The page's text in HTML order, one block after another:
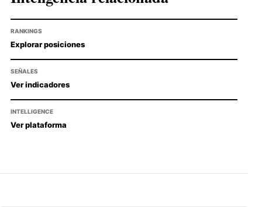
RANKINGS
Explorar posiciones
SEÑALES
Ver indicadores
INTELLIGENCE
Ver plataforma